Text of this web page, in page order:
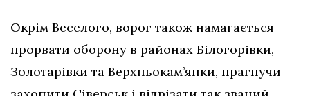
Окрім Веселого, ворог також намагається
прорвати оборону в районах Білогорівки,
Золотарівки та Верхньокам’янки, прагнучи